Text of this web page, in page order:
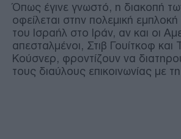
Όπως έγινε γνωστό, η διακοπή
οφείλεται στην πολεμική
του Ισραήλ στο Ιράν, αν και οι
απεσταλμένοι, Στιβ Γουίτκοφ και
Κούσνερ, φροντίζουν να
τους διαύλους επικοινωνίας με